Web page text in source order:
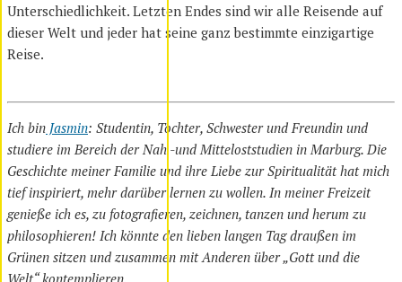
Unterschiedlichkeit. Letzten Endes sind wir alle Reisende auf
dieser Welt und jeder hat seine ganz bestimmte einzigartige
Reise.
Ich bin Jasmin: Studentin, Tochter, Schwester und Freundin und
studiere im Bereich der Nah -und Mitteloststudien in Marburg. Die
Geschichte meiner Familie und ihre Liebe zur Spiritualität hat mich
tief inspiriert, mehr darüber lernen zu wollen. In meiner Freizeit
genieße ich es, zu fotografieren, zeichnen, tanzen und herum zu
philosophieren! Ich könnte den lieben langen Tag draußen im
Grünen sitzen und zusammen mit Anderen über „Gott und die